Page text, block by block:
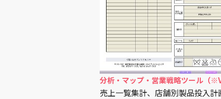
分析・マップ・営業戦略ツール（
売上一覧集計、店舗別製品投入